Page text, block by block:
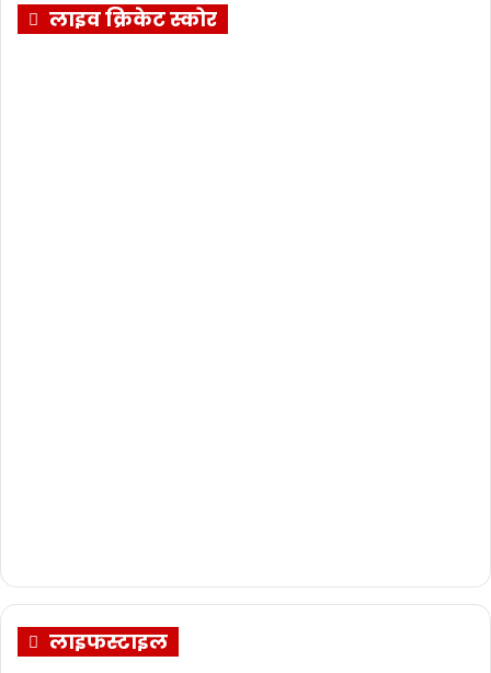
लाइव क्रिकेट स्कोर
लाइफस्टाइल